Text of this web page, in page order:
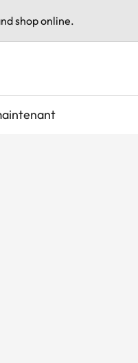
shop online.